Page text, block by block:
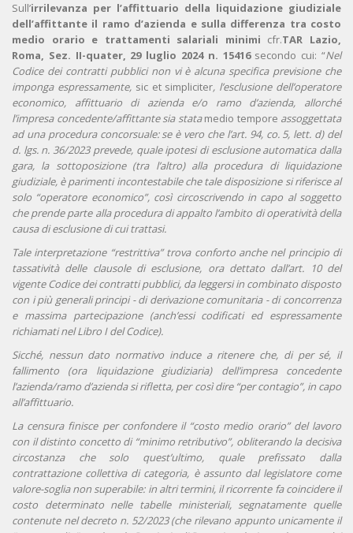
Sull’irrilevanza per l’affittuario della liquidazione giudiziale
dell’affittante il ramo d’azienda e sulla differenza tra costo
medio orario e trattamenti salariali minimi cfr.TAR Lazio,
Roma, Sez. II-quater, 29 luglio 2024 n. 15416secondo cui: “Nel
Codice dei contratti pubblici non vi è alcuna specifica previsione che
imponga espressamente, sic et simpliciter, l’esclusione dell’operatore
economico, affittuario di azienda e/o ramo d’azienda, allorché
l’impresa concedente/affittante sia statamedio tempore assoggettata
ad una procedura concorsuale: se è vero che l’art. 94, co. 5, lett. d) del
d. lgs. n. 36/2023 prevede, quale ipotesi di esclusione automatica dalla
gara, la sottoposizione (tra l’altro) alla procedura di liquidazione
giudiziale, è parimenti incontestabile che tale disposizione si riferisce al
solo “operatore economico”, così circoscrivendo in capo al soggetto
che prende parte alla procedura di appalto l’ambito di operatività della
causa di esclusione di cui trattasi.
Tale interpretazione “restrittiva” trova conforto anche nel principio di
tassatività delle clausole di esclusione, ora dettato dall’art. 10 del
vigente Codice dei contratti pubblici, da leggersi in combinato disposto
con i più generali principi - di derivazione comunitaria - di concorrenza
e massima partecipazione (anch’essi codificati ed espressamente
richiamati nel Libro I del Codice).
Sicché, nessun dato normativo induce a ritenere che, di per sé, il
fallimento (ora liquidazione giudiziaria) dell’impresa concedente
l’azienda/ramo d’azienda si rifletta, per così dire “per contagio”, in capo
all’affittuario.
La censura finisce per confondere il “costo medio orario” del lavoro
con il distinto concetto di “minimo retributivo”, obliterando la decisiva
circostanza che solo quest’ultimo, quale prefissato dalla
contrattazione collettiva di categoria, è assunto dal legislatore come
valore-soglia non superabile: in altri termini, il ricorrente fa coincidere il
costo determinato nelle tabelle ministeriali, segnatamente quelle
contenute nel decreto n. 52/2023 (che rilevano appunto unicamente il